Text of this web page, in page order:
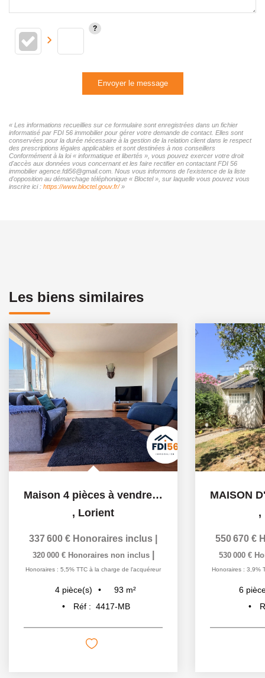
Envoyer le message
« Les informations recueillies sur ce formulaire sont enregistrées dans un fichier
informatisé par FDI 56 immobilier pour gérer votre demande de contact. Elles sont
conservées pour la durée nécessaire à la gestion de la relation client dans le respect
des prescriptions légales applicables et sont destinées à nos conseillers
Conformément à la loi « informatique et libertés », vous pouvez exercer votre droit
d'accès aux données vous concernant et les faire rectifier en contactant FDI 56
immobilier agence.fdi56@gmail.com. Nous vous informons de l'existence de la liste
d'opposition au démarchage téléphonique « Bloctel », sur laquelle vous pouvez vous
inscrire ici : https://www.bloctel.gouv.fr/»
Les biens similaires
Maison 4 pièces à vendre à Lorient - Secteur Du Ter, rare...
, Lorient
337 600 € Honoraires inclus
320 000 € Honoraires non inclus
Honoraires : 5,5% TTC à la charge de l'acquéreur
4 pièce(s) 93 m²
Réf : 4417-MB
,
550 670 €
530 000 €
Honoraires : 3,9%
6